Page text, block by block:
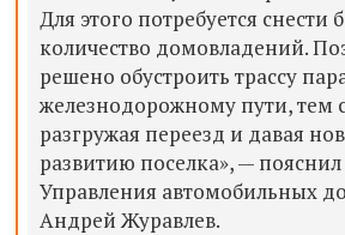
Для этого потребуется снести
количество домовладений.
решено обустроить трассу
железнодорожному пути, тем
разгружая переезд и давая
развитию поселка», —
Управления автомобильных
Андрей Журавлев.